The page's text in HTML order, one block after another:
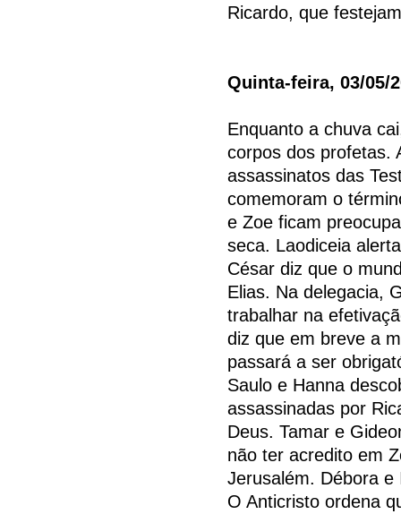
Ricardo, que
Quinta-feira, 03/05/
Enquanto a chuva
corpos dos profetas.
assassinatos das
comemoram o
e Zoe ficam
seca. Laodiceia
César diz que o
Elias. Na delegacia,
trabalhar na
diz que em breve a
passará a ser
Saulo e Hanna
assassinadas por
Deus. Tamar e
não ter acredito em
Jerusalém. Débora
O Anticristo ordena